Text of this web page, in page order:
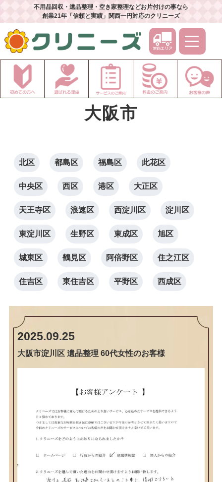
不用品回収・遺品整理・空き家整理などお片付けの事なら
創業21年「信頼と実績」関西一円対応のクリニーズ
大阪市
北区 都島区 福島区 此花区
中央区 西区 港区 大正区
天王寺区 浪速区 西淀川区 淀川区
東淀川区 生野区 東成区 旭区
城東区 鶴見区 阿倍野区 住之江区
住吉区 東住吉区 平野区 西成区
2025.09.25
大阪市淀川区 遺品整理 60代女性のお客様